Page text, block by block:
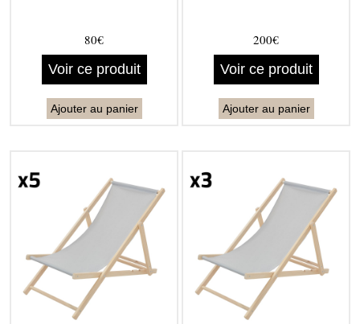
80€
Voir ce produit
Ajouter au panier
200€
Voir ce produit
Ajouter au panier